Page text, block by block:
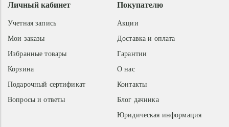
Покупателю
Акции
Доставка и оплата
Гарантии
О нас
Контакты
Блог дачника
Юридическая информация
Личный кабинет
Учетная запись
Мои заказы
Избранные товары
Корзина
Подарочный сертификат
Вопросы и ответы